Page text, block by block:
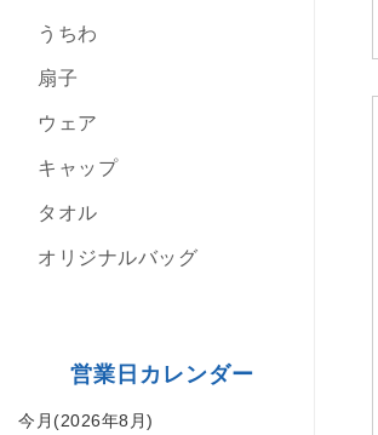
うちわ
扇子
ウェア
キャップ
タオル
オリジナルバッグ
営業日カレンダー
今月(2026年8月)